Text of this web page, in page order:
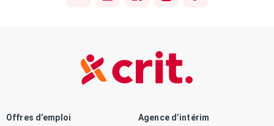
Offres d’emploi Agence d’intérim